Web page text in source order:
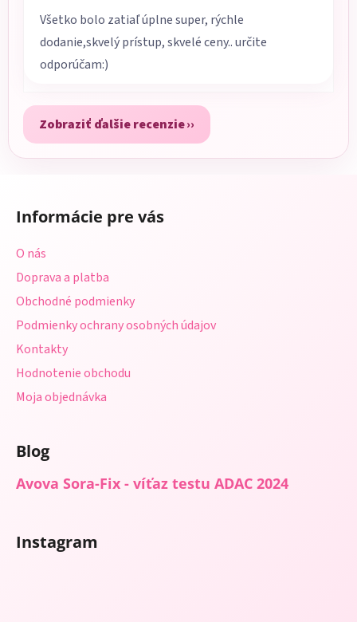
Všetko bolo zatiaľ úplne super, rýchle
dodanie,skvelý prístup, skvelé ceny.. určite
odporúčam:)
Zobraziť ďalšie recenzie
Informácie pre vás
O nás
Doprava a platba
Obchodné podmienky
Podmienky ochrany osobných údajov
Kontakty
Hodnotenie obchodu
Moja objednávka
Blog
Avova Sora-Fix - víťaz testu ADAC 2024
Instagram